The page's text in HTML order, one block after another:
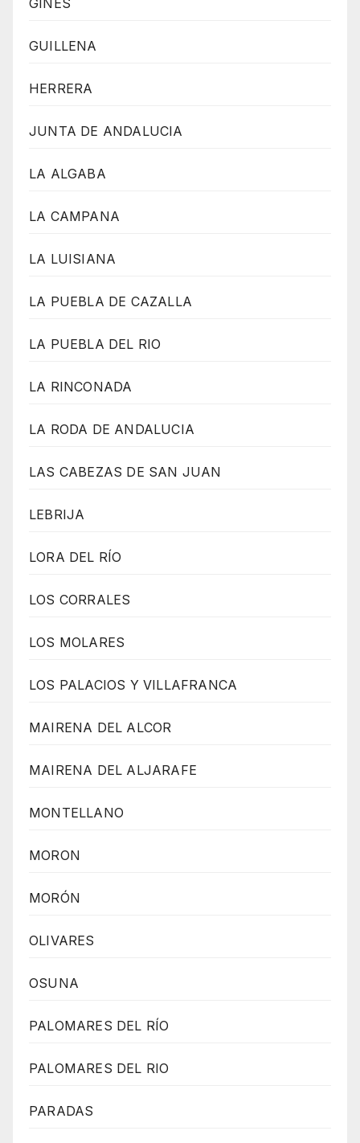
GINES
GUILLENA
HERRERA
JUNTA DE ANDALUCIA
LA ALGABA
LA CAMPANA
LA LUISIANA
LA PUEBLA DE CAZALLA
LA PUEBLA DEL RIO
LA RINCONADA
LA RODA DE ANDALUCIA
LAS CABEZAS DE SAN JUAN
LEBRIJA
LORA DEL RÍO
LOS CORRALES
LOS MOLARES
LOS PALACIOS Y VILLAFRANCA
MAIRENA DEL ALCOR
MAIRENA DEL ALJARAFE
MONTELLANO
MORON
MORÓN
OLIVARES
OSUNA
PALOMARES DEL RÍO
PALOMARES DEL RIO
PARADAS